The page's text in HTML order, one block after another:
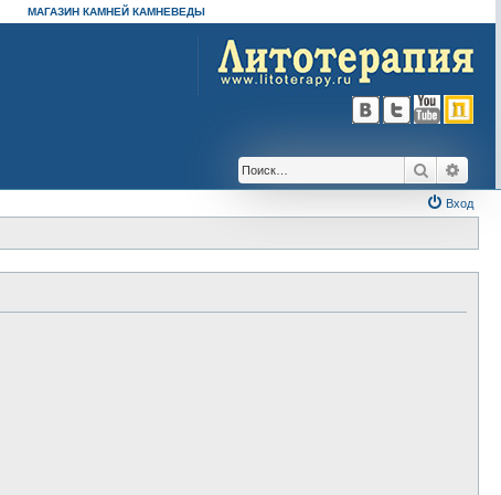
МАГАЗИН КАМНЕЙ КАМНЕВЕДЫ
Поиск
Вход